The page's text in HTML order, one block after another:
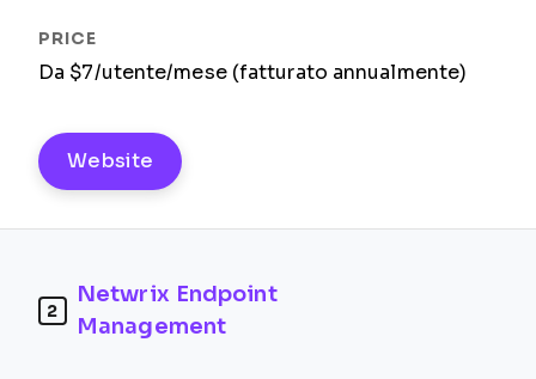
Da $7/utente/mese (fatturato annualmente)
Website
2
Netwrix Endpoint
Management